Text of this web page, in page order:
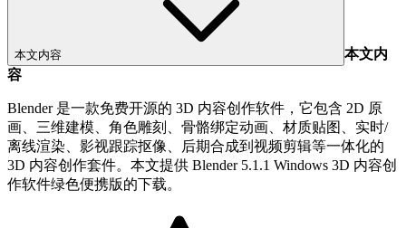
本文内容
本文内
容
Blender 是一款免费开源的 3D 内容创作软件，它包含 2D 原
画、三维建模、角色雕刻、骨骼绑定动画、材质贴图、实时/
离线渲染、影视跟踪抠像、后期合成到视频剪辑等一体化的
3D 内容创作套件。本文提供 Blender 5.1.1 Windows 3D 内容创
作软件绿色便携版的下载。